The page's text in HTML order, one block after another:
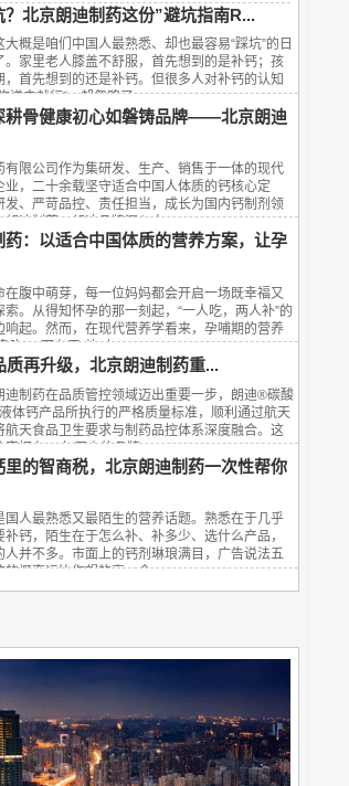
？北京朗迪制药这份”避坑指南R...
概是咱们中国人最熟悉、却也最容易“踩坑”的日
。家里老人膝盖不舒服，首先想到的是补钙；孩
，首先想到的还是补钙。但很多人对补钙的认知
进去就行”，却忽略了...
耕骨健康初心如磐铸品牌——北京朗迪
有限公司作为集研发、生产、销售于一体的现代
业，二十余载坚守适合中国人体质的钙核心定
发、严苛品控、责任担当，成长为国内钙制剂领
朗迪制药、朗迪品牌深入人...
药：以适合中国体质的营养方案，让孕
在腹中萌芽，每一位妈妈都会开启一场既幸福又
索。从得知怀孕的那一刻起，“一人吃，两人补”的
响起。然而，在现代营养学看来，孕哺期的营养
吃”，而在于“补对”。...
质再升级，北京朗迪制药重...
迪制药在品质管控领域迈出重要一步，朗迪®碳酸
体钙产品所执行的严格质量标准，顺利通过航天
航天食品卫生要求与制药品控体系深度融合。这
家拥有23年历史的品牌...
里的智商税，北京朗迪制药一次性帮你
国人最熟悉又最陌生的营养话题。熟悉在于几乎
补钙，陌生在于怎么补、补多少、选什么产品，
人并不多。市面上的钙剂琳琅满目，广告说法五
的概率远比你想的高。今...